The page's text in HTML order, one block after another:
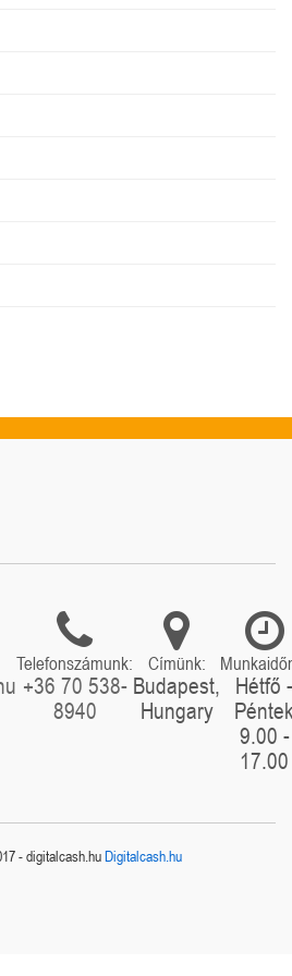
Telefonszámunk:
+36 70 538-
8940
Címünk:
Budapest,
Hungary
Hétfő -
9.00 -
17.00
- digitalcash.huDigitalcash.hu